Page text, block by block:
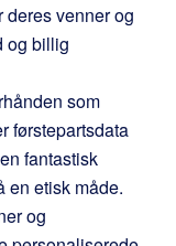
deres venner og
og billig
som
førstepartsdata
fantastisk
en etisk måde.
og